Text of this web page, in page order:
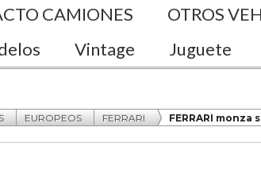
CAMIONES
OTROS
Vintage Juguete
EUROPEOS FERRARI FERRARI monza